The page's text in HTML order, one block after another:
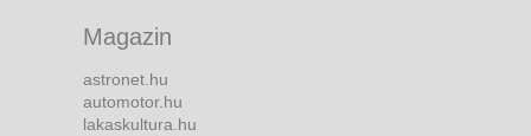
Magazin
astronet.hu
automotor.hu
lakaskultura.hu